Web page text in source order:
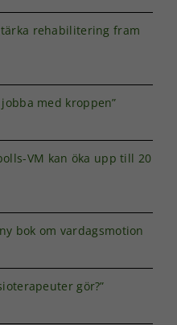
rehabilitering fram
med kroppen”
VM kan öka upp till 20
bok om vardagsmotion
gör?”